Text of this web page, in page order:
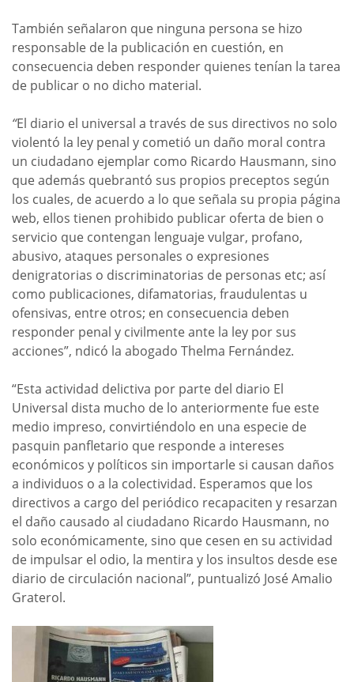
También señalaron que ninguna persona se hizo
responsable de la publicación en cuestión, en
consecuencia deben responder quienes tenían la tarea
de publicar o no dicho material.
“El diario el universal a través de sus directivos no solo
violentó la ley penal y cometió un daño moral contra
un ciudadano ejemplar como Ricardo Hausmann, sino
que además quebrantó sus propios preceptos según
los cuales, de acuerdo a lo que señala su propia página
web, ellos tienen prohibido publicar oferta de bien o
servicio que contengan lenguaje vulgar, profano,
abusivo, ataques personales o expresiones
denigratorias o discriminatorias de personas etc; así
como publicaciones, difamatorias, fraudulentas u
ofensivas, entre otros; en consecuencia deben
responder penal y civilmente ante la ley por sus
acciones”, ndicó la abogado Thelma Fernández.
“Esta actividad delictiva por parte del diario El
Universal dista mucho de lo anteriormente fue este
medio impreso, convirtiéndolo en una especie de
pasquin panfletario que responde a intereses
económicos y políticos sin importarle si causan daños
a individuos o a la colectividad. Esperamos que los
directivos a cargo del periódico recapaciten y resarzan
el daño causado al ciudadano Ricardo Hausmann, no
solo económicamente, sino que cesen en su actividad
de impulsar el odio, la mentira y los insultos desde ese
diario de circulación nacional”, puntualizó José Amalio
Graterol.